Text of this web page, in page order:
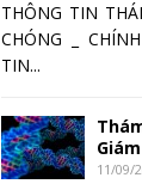
THÔNG TIN
CHÓNG _
TIN...
11/09/